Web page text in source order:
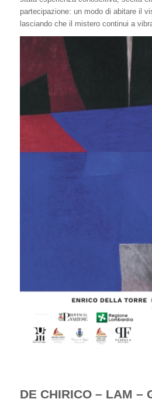
partecipazione: un modo di abitare il
lasciando che il mistero continui a
DE CHIRICO – LAM –